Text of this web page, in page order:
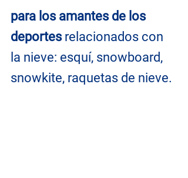
para los amantes de los
deportes relacionados con
la nieve: esquí, snowboard,
snowkite, raquetas de nieve.